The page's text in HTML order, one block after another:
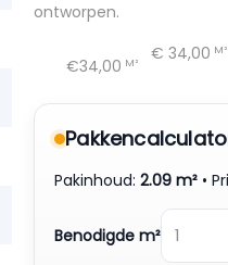
ontworpen.
€34,00 M² € 34,00 M²
Pakinhoud:2.09 m² •
Benodigde m²